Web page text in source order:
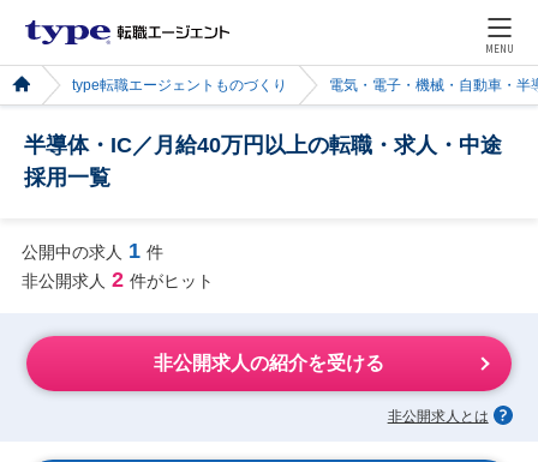
MENU
type転職エージェントものづくり 電気・電子・機械・自動車・半
半導体・IC／月給40万円以上の転職・求人・中途
採用一覧
公開中の求人 1 件
非公開求人 2 件がヒット
非公開求人の紹介を受ける
非公開求人とは